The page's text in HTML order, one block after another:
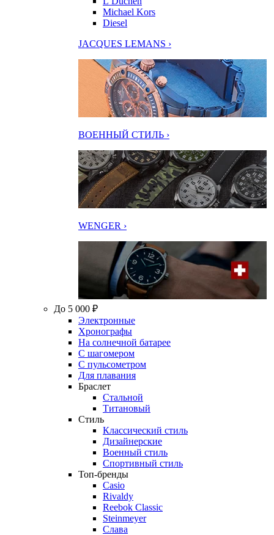
Michael Kors
Diesel
JACQUES LEMANS ›
ВОЕННЫЙ СТИЛЬ ›
WENGER ›
До 5 000 ₽
Электронные
Хронографы
На солнечной батарее
С шагомером
С пульсометром
Для плавания
Браслет
Стальной
Титановый
Стиль
Классический стиль
Дизайнерские
Военный стиль
Спортивный стиль
Топ-бренды
Casio
Rivaldy
Reebok Classic
Steinmeyer
Слава